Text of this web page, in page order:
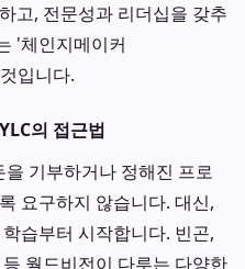
고, 전문성과 리더십을 갖추
'체인지메이커
입니다.
의 접근법
기부하거나 정해진 프로
요구하지 않습니다. 대신,
습부터 시작합니다. 빈곤,
월드비전이 다루는 다양한